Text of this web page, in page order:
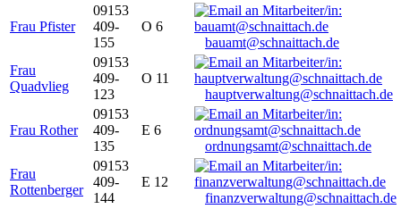
Frau Pfister
09153
409-
155
O 6
bauamt@schnaittach.de
Frau
Quadvlieg
09153
409-
123
O 11
hauptverwaltung@schnaittach.de
Frau Rother
09153
409-
135
E 6
ordnungsamt@schnaittach.de
Frau
Rottenberger
09153
409-
144
E 12
finanzverwaltung@schnaittach.de